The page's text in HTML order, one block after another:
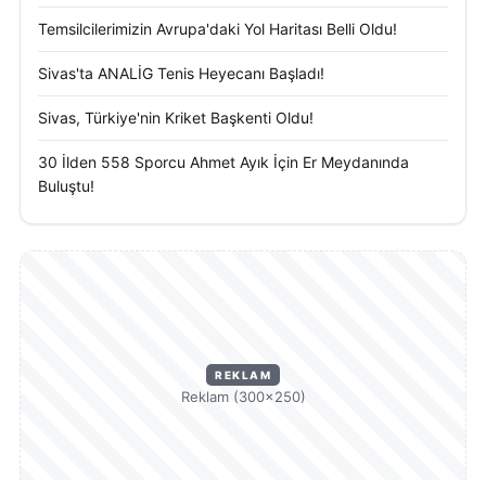
Temsilcilerimizin Avrupa'daki Yol Haritası Belli Oldu!
Sivas'ta ANALİG Tenis Heyecanı Başladı!
Sivas, Türkiye'nin Kriket Başkenti Oldu!
30 İlden 558 Sporcu Ahmet Ayık İçin Er Meydanında
Buluştu!
REKLAM
Reklam (300×250)